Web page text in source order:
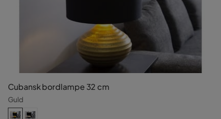
Cubansk bordlampe 32 cm
Guld